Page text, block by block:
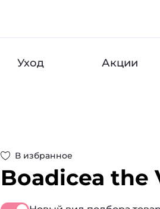
Уход Акции
В избранное
Boadicea the